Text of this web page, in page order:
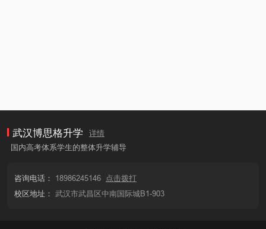
武汉博思格升学
详情
国内高考体系学生的整体升学辅导
咨询电话： 18986245146
点击拨打
校区地址： 武汉市武昌区中南国际城B1-903